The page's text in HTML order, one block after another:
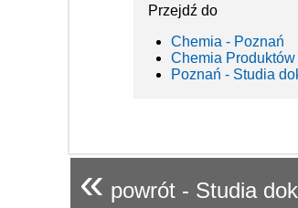
Przejdź do
Chemia - Poznań
Chemia
Poznań - Studia
« powrót - Studia